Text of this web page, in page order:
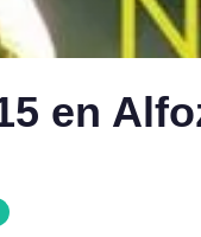
en